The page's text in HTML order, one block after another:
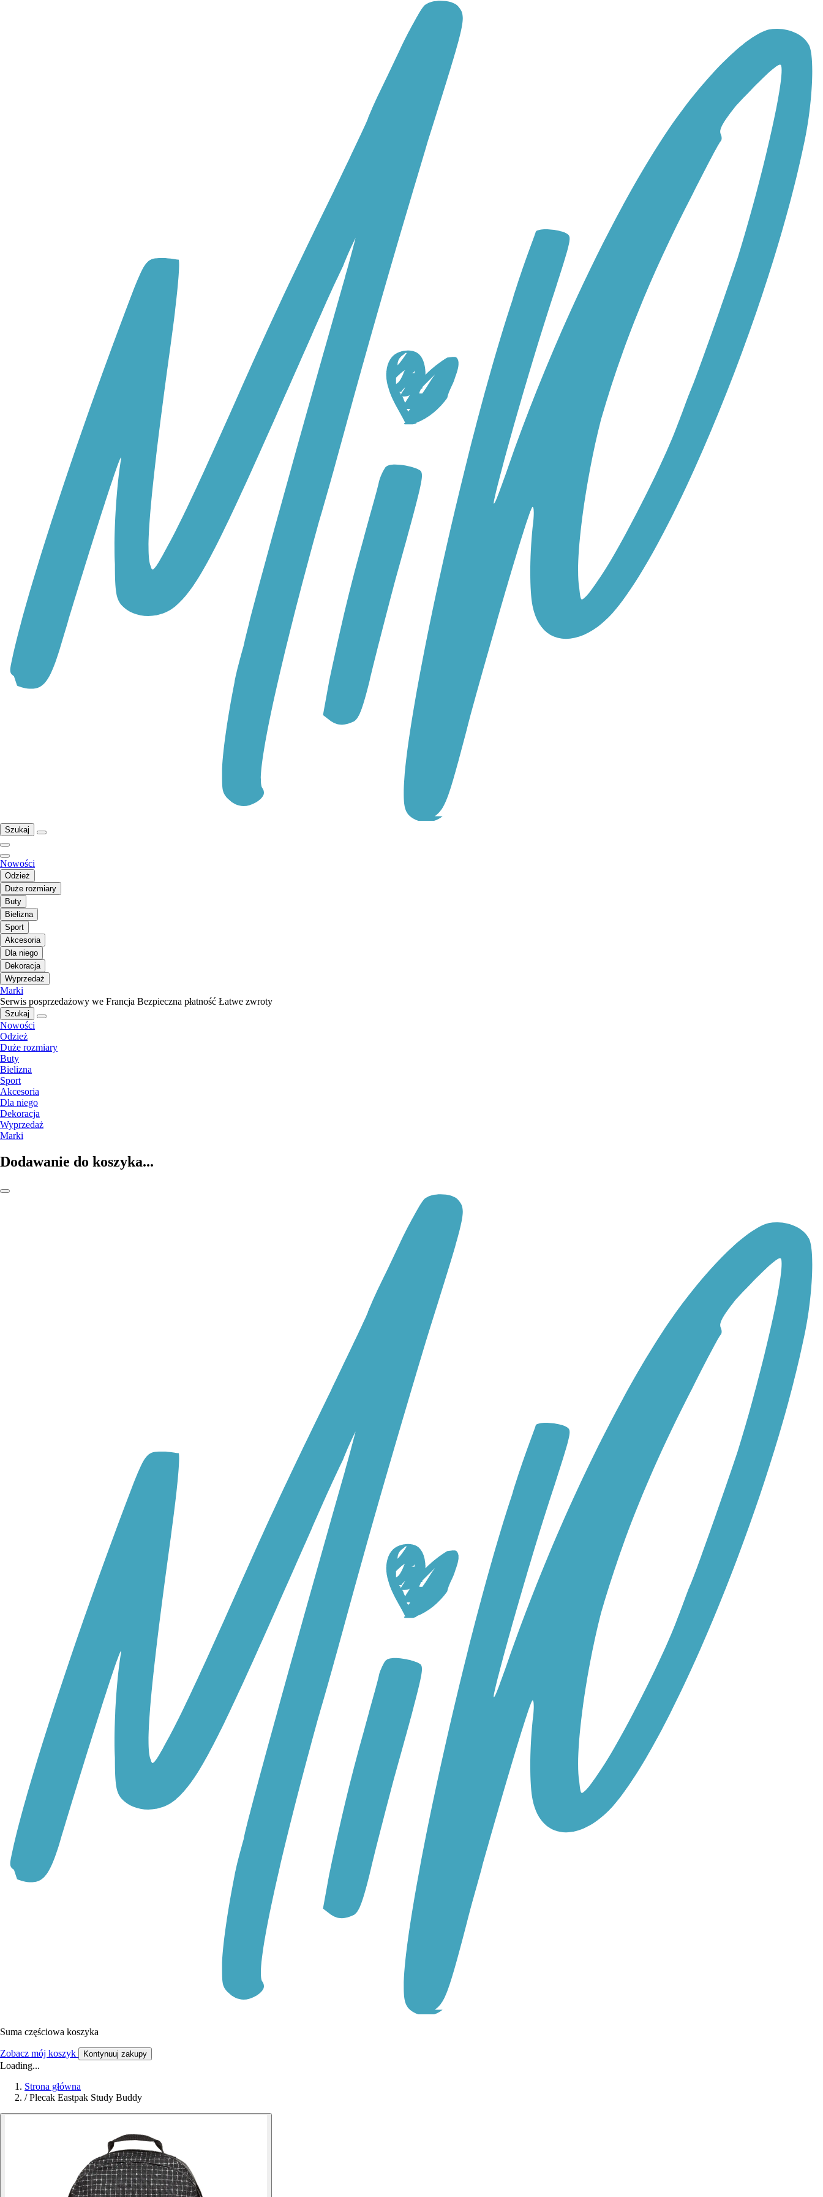
Szukaj
Nowości
Odzież
Duże rozmiary
Buty
Bielizna
Sport
Akcesoria
Dla niego
Dekoracja
Wyprzedaż
Marki
Serwis posprzedażowy we Francja Bezpieczna płatność Łatwe zwroty
Szukaj
Nowości
Odzież
Duże rozmiary
Buty
Bielizna
Sport
Akcesoria
Dla niego
Dekoracja
Wyprzedaż
Marki
Dodawanie do koszyka...
Suma częściowa koszyka
Zobacz mój koszyk Kontynuuj zakupy
Loading...
Strona główna
/ Plecak Eastpak Study Buddy